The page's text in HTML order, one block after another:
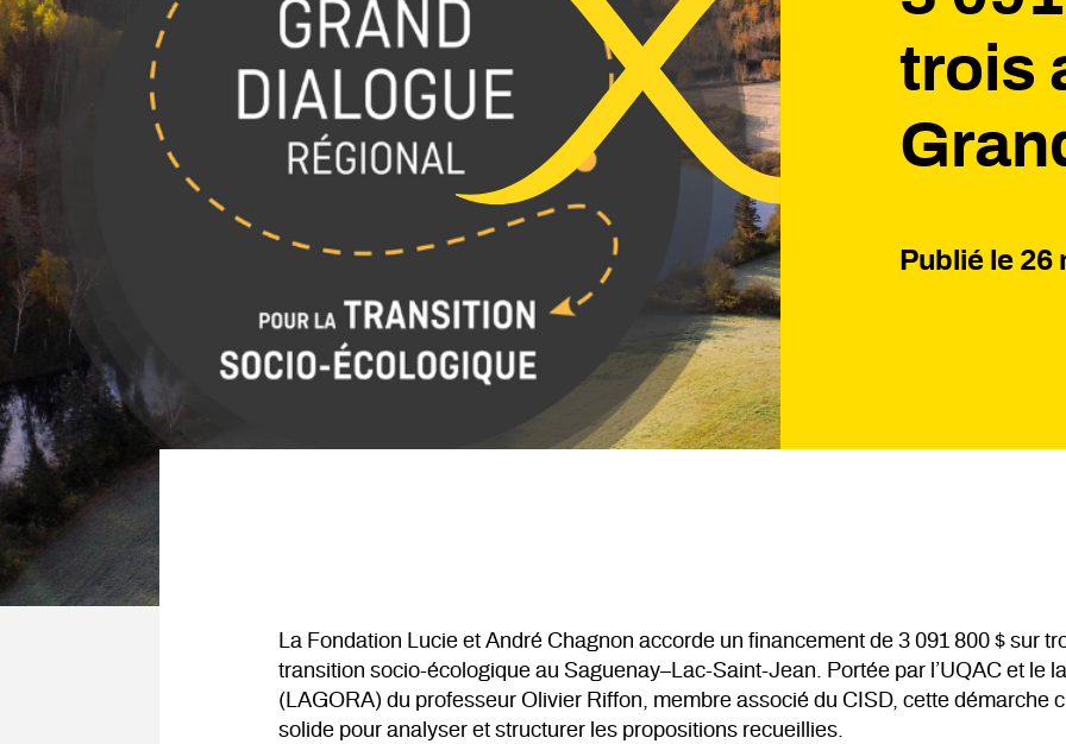
trois
Publié le 26
La Fondation Lucie et André Chagnon accorde un financement de 3 091 800 $ sur
transition socio-écologique au Saguenay–Lac-Saint-Jean. Portée par l’UQAC et le
(LAGORA) du professeur Olivier Riffon, membre associé du CISD, cette démarche
solide pour analyser et structurer les propositions recueillies.